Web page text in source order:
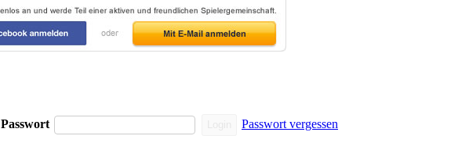
Passwort Passwort vergessen